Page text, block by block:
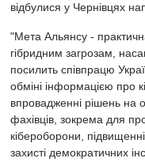
відбулися у Чернівцях
"Мета Альянсу -
гібридним загрозам,
посилить співпрацю
обміні інформацією про
впровадженні рішень на
фахівців, зокрема для
кібероборони, підвищенні
захисті демократичних